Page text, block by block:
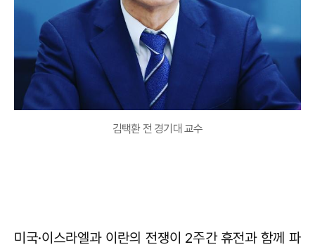
김택환 전 경기대 교수
미국·이스라엘과 이란의 전쟁이 2주간 휴전과 함께 파